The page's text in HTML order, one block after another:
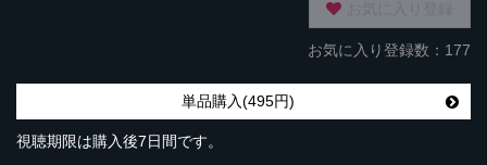
お気に入り登録数：177
単品購入(495円)
視聴期限は購入後7日間です。